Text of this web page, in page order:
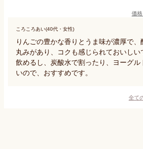
価
ころころあい(40代・女性)
りんごの豊かな香りとうま味が濃厚で、
丸みがあり、コクも感じられておいしい
飲めるし、炭酸水で割ったり、ヨーグル
いので、おすすめです。
全て